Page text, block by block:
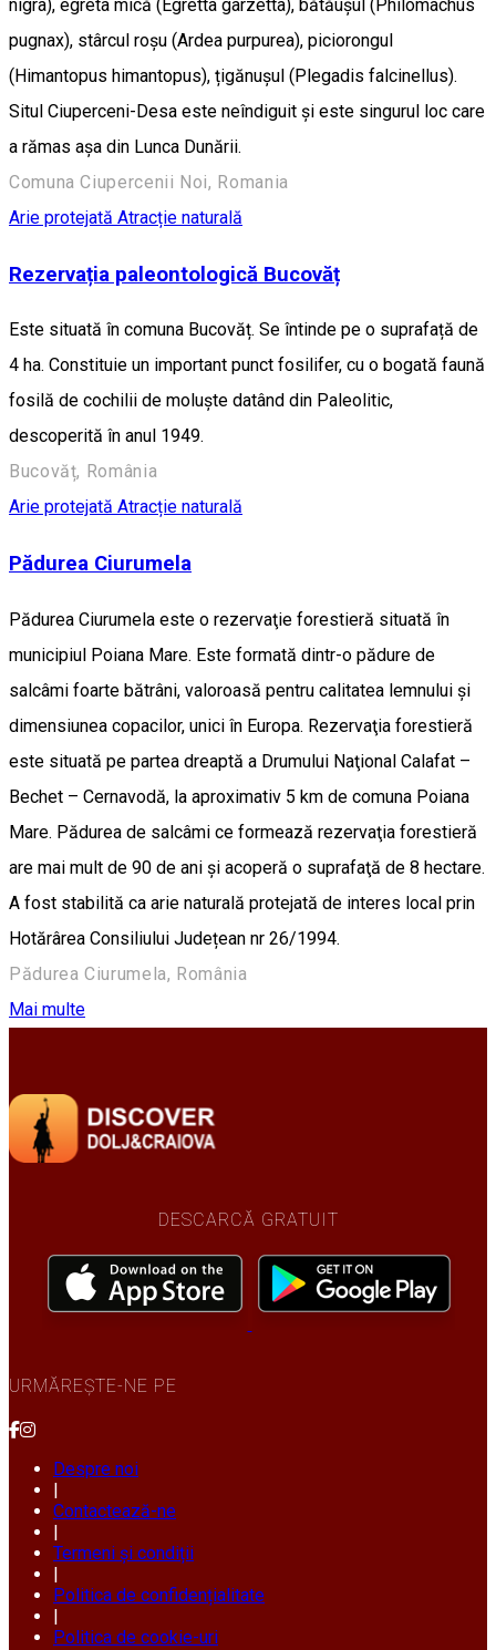
nigra), egreta mică (Egretta garzetta), bătăușul (Philomachus
pugnax), stârcul roșu (Ardea purpurea), piciorongul
(Himantopus himantopus), țigănușul (Plegadis falcinellus).
Situl Ciuperceni-Desa este neîndiguit și este singurul loc care
a rămas așa din Lunca Dunării.
Comuna Ciupercenii Noi, Romania
Arie protejată Atracție naturală
Rezervația paleontologică Bucovăț
Este situată în comuna Bucovăț. Se întinde pe o suprafață de
4 ha. Constituie un important punct fosilifer, cu o bogată faună
fosilă de cochilii de moluște datând din Paleolitic,
descoperită în anul 1949.
Bucovăț, România
Arie protejată Atracție naturală
Pădurea Ciurumela
Pădurea Ciurumela este o rezervaţie forestieră situată în
municipiul Poiana Mare. Este formată dintr-o pădure de
salcâmi foarte bătrâni, valoroasă pentru calitatea lemnului şi
dimensiunea copacilor, unici în Europa. Rezervaţia forestieră
este situată pe partea dreaptă a Drumului Naţional Calafat –
Bechet – Cernavodă, la aproximativ 5 km de comuna Poiana
Mare. Pădurea de salcâmi ce formează rezervaţia forestieră
are mai mult de 90 de ani şi acoperă o suprafaţă de 8 hectare.
A fost stabilită ca arie naturală protejată de interes local prin
Hotărârea Consiliului Județean nr 26/1994.
Pădurea Ciurumela, România
Mai multe
DESCARCĂ GRATUIT
URMĂREȘTE-NE PE
Despre noi
Contactează-ne
Termeni și condiții
Politica de confidențialitate
Politica de cookie-uri